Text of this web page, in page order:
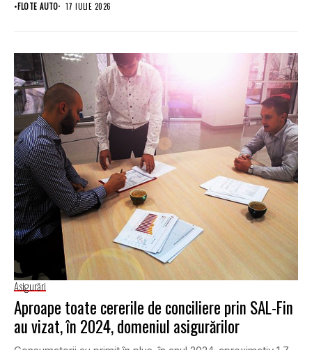
•FLOTE AUTO 17 IULIE 2026
Asigurări
Aproape toate cererile de conciliere prin SAL-Fin
au vizat, în 2024, domeniul asigurărilor